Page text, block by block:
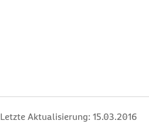
Letzte Aktualisierung: 15.03.2016